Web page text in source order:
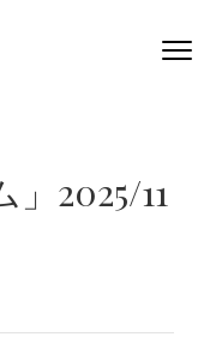
」2025/11